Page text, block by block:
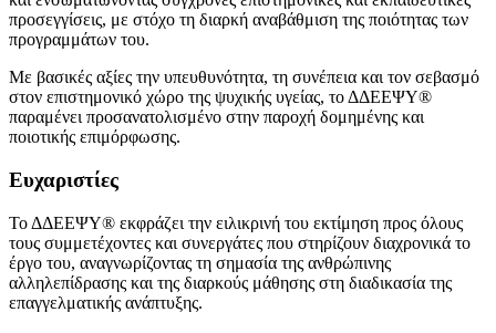
προσεγγίσεις, με στόχο τη διαρκή αναβάθμιση της ποιότητας των
προγραμμάτων του.
Με βασικές αξίες την υπευθυνότητα, τη συνέπεια και τον σεβασμό
στον επιστημονικό χώρο της ψυχικής υγείας, το ΔΔΕΕΨΥ®
παραμένει προσανατολισμένο στην παροχή δομημένης και
ποιοτικής επιμόρφωσης.
Ευχαριστίες
Το ΔΔΕΕΨΥ® εκφράζει την ειλικρινή του εκτίμηση προς όλους
τους συμμετέχοντες και συνεργάτες που στηρίζουν διαχρονικά το
έργο του, αναγνωρίζοντας τη σημασία της ανθρώπινης
αλληλεπίδρασης και της διαρκούς μάθησης στη διαδικασία της
επαγγελματικής ανάπτυξης.